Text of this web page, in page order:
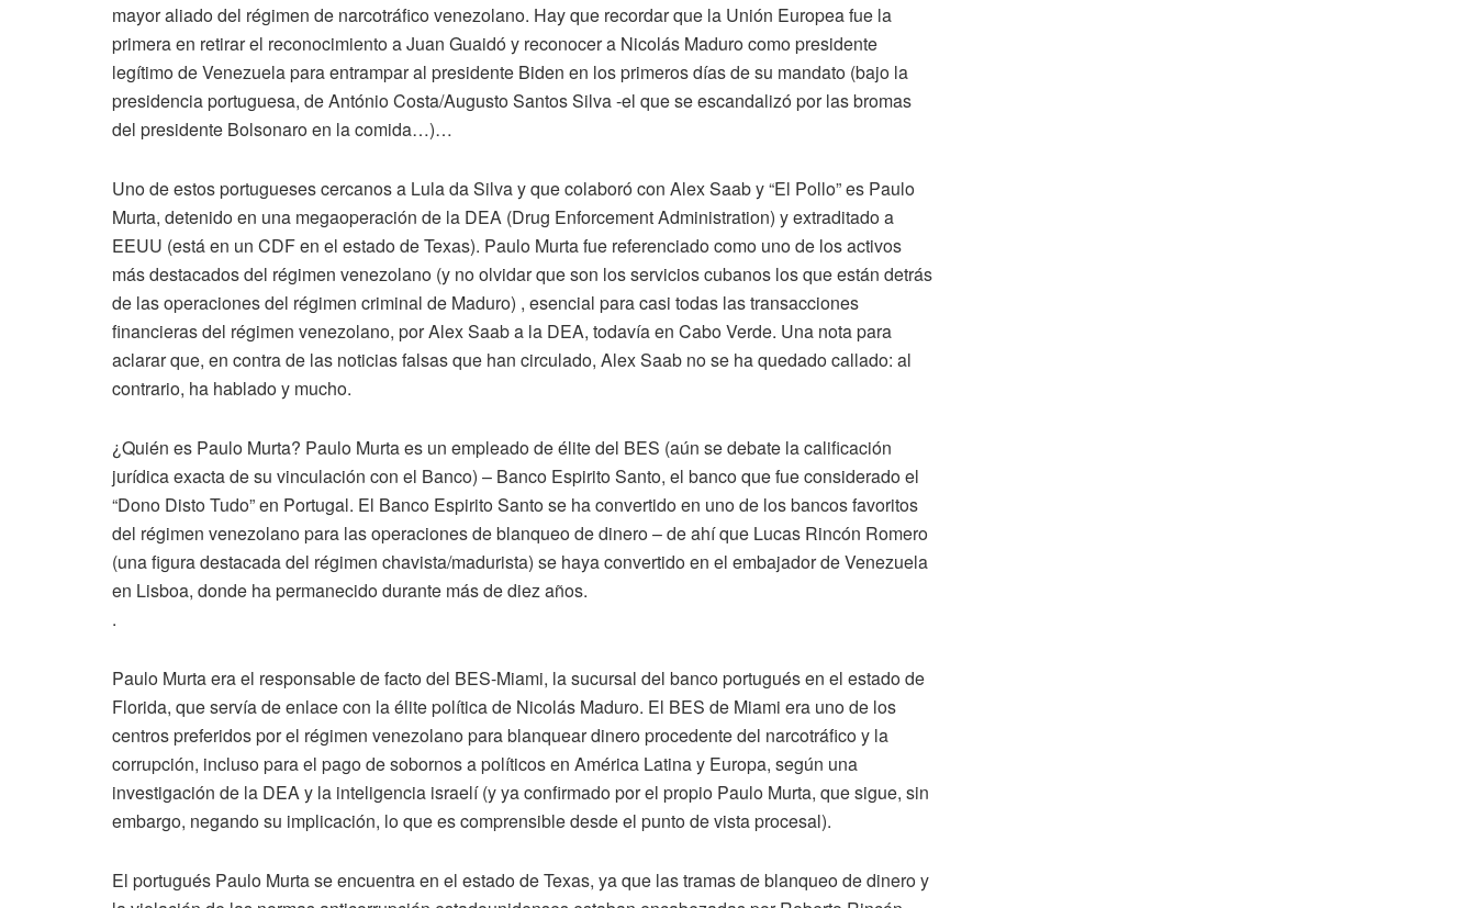
mayor aliado del régimen de narcotráfico venezolano. Hay que recordar que la Unión Europea fue la
primera en retirar el reconocimiento a Juan Guaidó y reconocer a Nicolás Maduro como presidente
legítimo de Venezuela para entrampar al presidente Biden en los primeros días de su mandato (bajo la
presidencia portuguesa, de António Costa/Augusto Santos Silva -el que se escandalizó por las bromas
del presidente Bolsonaro en la comida…)…
Uno de estos portugueses cercanos a Lula da Silva y que colaboró con Alex Saab y “El Pollo” es Paulo
Murta, detenido en una megaoperación de la DEA (Drug Enforcement Administration) y extraditado a
EEUU (está en un CDF en el estado de Texas). Paulo Murta fue referenciado como uno de los activos
más destacados del régimen venezolano (y no olvidar que son los servicios cubanos los que están detrás
de las operaciones del régimen criminal de Maduro) , esencial para casi todas las transacciones
financieras del régimen venezolano, por Alex Saab a la DEA, todavía en Cabo Verde. Una nota para
aclarar que, en contra de las noticias falsas que han circulado, Alex Saab no se ha quedado callado: al
contrario, ha hablado y mucho.
¿Quién es Paulo Murta? Paulo Murta es un empleado de élite del BES (aún se debate la calificación
jurídica exacta de su vinculación con el Banco) – Banco Espirito Santo, el banco que fue considerado el
“Dono Disto Tudo” en Portugal. El Banco Espirito Santo se ha convertido en uno de los bancos favoritos
del régimen venezolano para las operaciones de blanqueo de dinero – de ahí que Lucas Rincón Romero
(una figura destacada del régimen chavista/madurista) se haya convertido en el embajador de Venezuela
en Lisboa, donde ha permanecido durante más de diez años.
.
Paulo Murta era el responsable de facto del BES-Miami, la sucursal del banco portugués en el estado de
Florida, que servía de enlace con la élite política de Nicolás Maduro. El BES de Miami era uno de los
centros preferidos por el régimen venezolano para blanquear dinero procedente del narcotráfico y la
corrupción, incluso para el pago de sobornos a políticos en América Latina y Europa, según una
investigación de la DEA y la inteligencia israelí (y ya confirmado por el propio Paulo Murta, que sigue, sin
embargo, negando su implicación, lo que es comprensible desde el punto de vista procesal).
El portugués Paulo Murta se encuentra en el estado de Texas, ya que las tramas de blanqueo de dinero y